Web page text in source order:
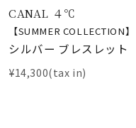
CANAL ４℃
【SUMMER COLLECTION】
シルバー ブレスレット
¥14,300(tax in)